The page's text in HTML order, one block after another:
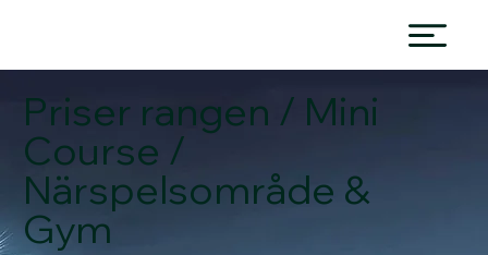
Priser rangen / Mini
Course /
Närspelsområde &
Gym